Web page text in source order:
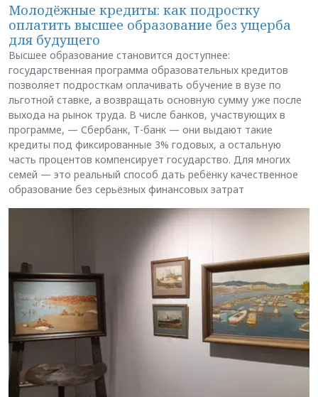
Молодёжные кредиты: как подростку
оплатить высшее образование без ущерба
для будущего
Высшее образование становится доступнее:
государственная программа образовательных кредитов
позволяет подросткам оплачивать обучение в вузе по
льготной ставке, а возвращать основную сумму уже после
выхода на рынок труда. В числе банков, участвующих в
программе, — Сбербанк, Т-банк — они выдают такие
кредиты под фиксированные 3% годовых, а остальную
часть процентов компенсирует государство. Для многих
семей — это реальный способ дать ребёнку качественное
образование без серьёзных финансовых затрат